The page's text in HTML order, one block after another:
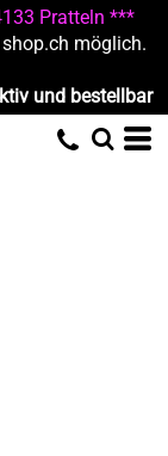
Pratteln ***
möglich.
und bestellbar